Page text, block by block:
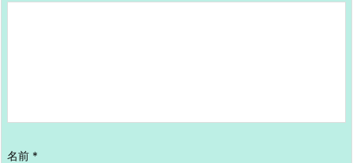
名前 *